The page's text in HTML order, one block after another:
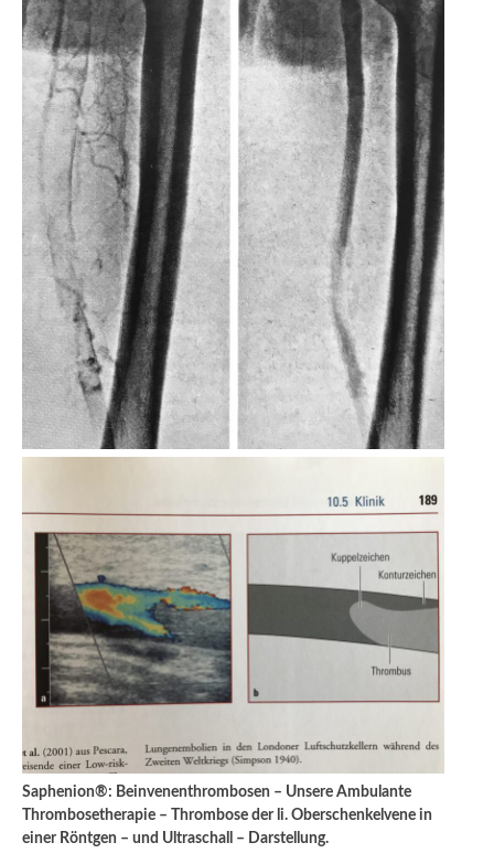
Saphenion®: Beinvenenthrombosen – Unsere Ambulante
Thrombosetherapie – Thrombose der li. Oberschenkelvene in
einer Röntgen – und Ultraschall – Darstellung.